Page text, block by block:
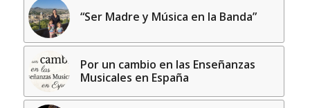
“Ser Madre y Música en la Banda”
Por un cambio en las Enseñanzas
Musicales en España